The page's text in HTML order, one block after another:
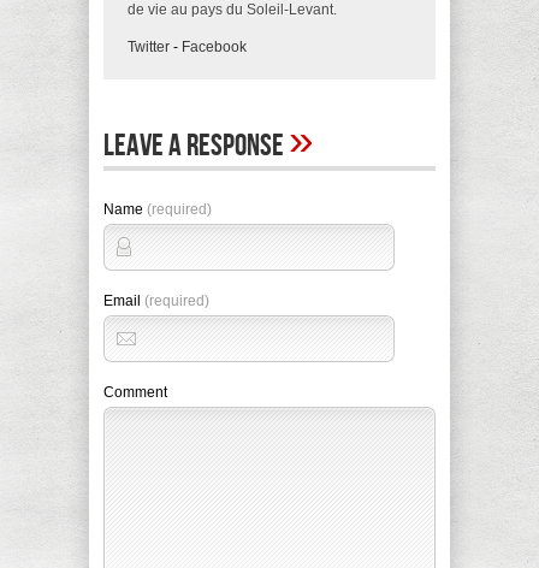
de vie au pays du Soleil-Levant.
Twitter - Facebook
Leave A Response»
Name (required)
Email (required)
Comment